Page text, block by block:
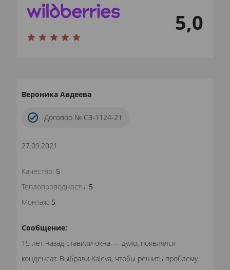
5,0
Вероника Авдеева
Договор № СЗ-1124-21
27.09.2021
Качество: 5
Теплопроводность: 5
Монтаж: 5
Сообщение:
15 лет назад ставили окна — дуло, появлялся
конденсат. Выбрали Kaleva, чтобы решить проблему.